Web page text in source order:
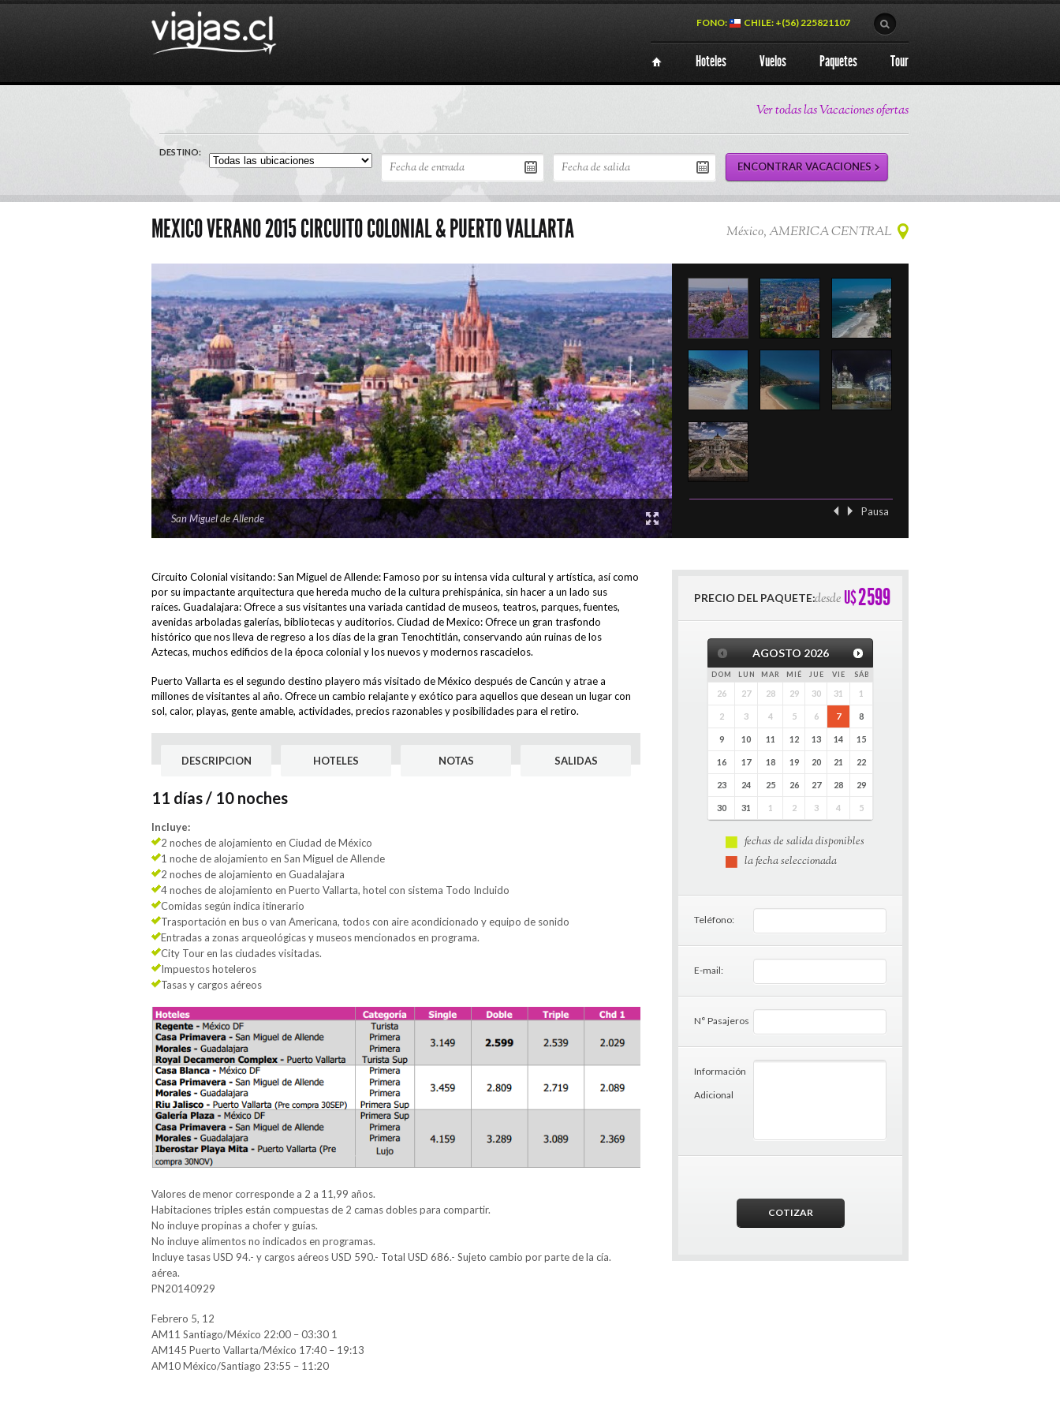
FONO: CHILE: +(56) 225821107
Hoteles Vuelos Paquetes Tour
Ver todas las Vacaciones ofertas
DESTINO:
MEXICO VERANO 2015 CIRCUITO COLONIAL & PUERTO VALLARTA México, AMERICA CENTRAL
View Large
San Miguel de AllendeView Large
San Miguel de Allende
Pausa
Circuito Colonial visitando: San Miguel de Allende: Famoso por su intensa vida cultural y artística, así como
por su impactante arquitectura que hereda mucho de la cultura prehispánica, sin hacer a un lado sus
raíces. Guadalajara: Ofrece a sus visitantes una variada cantidad de museos, teatros, parques, fuentes,
avenidas arboladas galerías, bibliotecas y auditorios. Ciudad de Mexico: Ofrece un gran trasfondo
histórico que nos lleva de regreso a los días de la gran Tenochtitlán, conservando aún ruinas de los
Aztecas, muchos edificios de la época colonial y los nuevos y modernos rascacielos.
Puerto Vallarta es el segundo destino playero más visitado de México después de Cancún y atrae a
millones de visitantes al año. Ofrece un cambio relajante y exótico para aquellos que desean un lugar con
sol, calor, playas, gente amable, actividades, precios razonables y posibilidades para el retiro.
DESCRIPCION HOTELES NOTAS SALIDAS
11 días / 10 noches
Incluye:
2 noches de alojamiento en Ciudad de México
1 noche de alojamiento en San Miguel de Allende
2 noches de alojamiento en Guadalajara
4 noches de alojamiento en Puerto Vallarta, hotel con sistema Todo Incluido
Comidas según indica itinerario
Trasportación en bus o van Americana, todos con aire acondicionado y equipo de sonido
Entradas a zonas arqueológicas y museos mencionados en programa.
City Tour en las ciudades visitadas.
Impuestos hoteleros
Tasas y cargos aéreos
Valores de menor corresponde a 2 a 11,99 años.
Habitaciones triples están compuestas de 2 camas dobles para compartir.
No incluye propinas a chofer y guías.
No incluye alimentos no indicados en programas.
Incluye tasas USD 94.- y cargos aéreos USD 590.- Total USD 686.- Sujeto cambio por parte de la cía.
aérea.
PN20140929
Febrero 5, 12
AM11 Santiago/México 22:00 – 03:30 1
AM145 Puerto Vallarta/México 17:40 – 19:13
AM10 México/Santiago 23:55 – 11:20
PRECIO DEL PAQUETE:desde U$2599
AGOSTO 2026
DOM LUN MAR MIÉ JUE VIE SÁB
26 27 28 29 30 31 1
2 3 4 5 6 7 8
9 10 11 12 13 14 15
16 17 18 19 20 21 22
23 24 25 26 27 28 29
30 31 1 2 3 4 5
fechas de salida disponibles
la fecha seleccionada
Teléfono:
E-mail:
N° Pasajeros
Información
Adicional